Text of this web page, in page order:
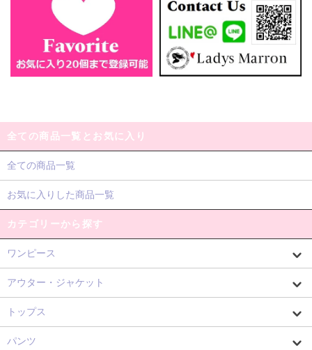
全ての商品一覧とお気に入り
全ての商品一覧
お気に入りした商品一覧
カテゴリーから探す
ワンピース
アウター・ジャケット
トップス
パンツ